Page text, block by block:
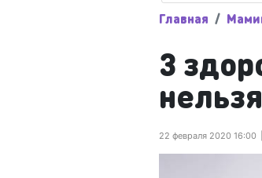
Главная
3
22 февраля 2020 16:00